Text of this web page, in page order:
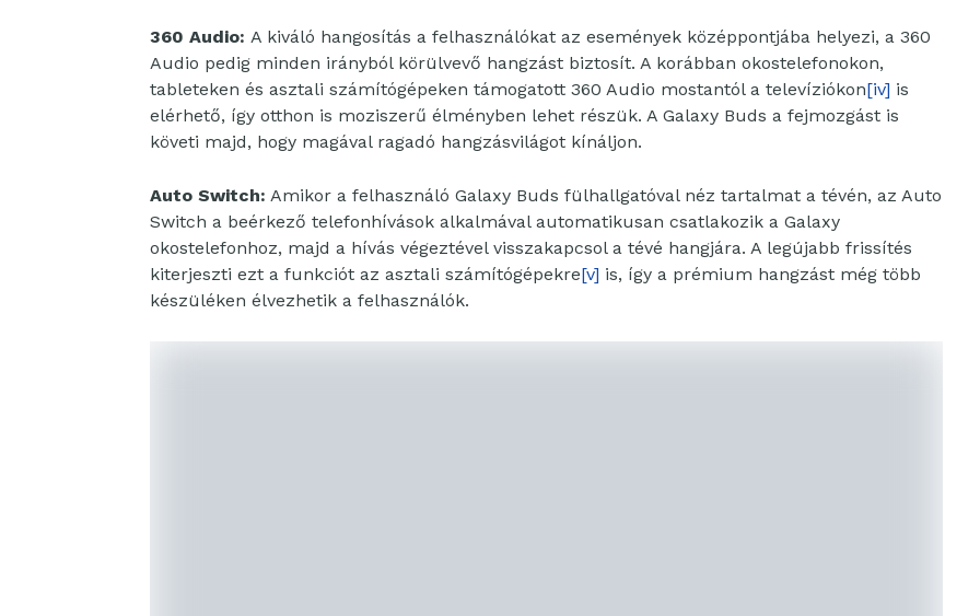
360 Audio: A kiváló hangosítás a felhasználókat az események középpontjába helyezi, a 360
Audio pedig minden irányból körülvevő hangzást biztosít. A korábban okostelefonokon,
tableteken és asztali számítógépeken támogatott 360 Audio mostantól a televíziókon[iv] is
elérhető, így otthon is moziszerű élményben lehet részük. A Galaxy Buds a fejmozgást is
követi majd, hogy magával ragadó hangzásvilágot kínáljon.
Auto Switch: Amikor a felhasználó Galaxy Buds fülhallgatóval néz tartalmat a tévén, az Auto
Switch a beérkező telefonhívások alkalmával automatikusan csatlakozik a Galaxy
okostelefonhoz, majd a hívás végeztével visszakapcsol a tévé hangjára. A legújabb frissítés
kiterjeszti ezt a funkciót az asztali számítógépekre[v] is, így a prémium hangzást még több
készüléken élvezhetik a felhasználók.